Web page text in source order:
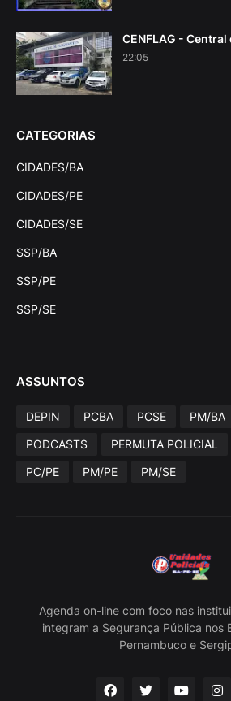
CENFLAG -
22:05
CATEGORIAS
CIDADES/BA
CIDADES/PE
CIDADES/SE
SSP/BA
SSP/PE
SSP/SE
ASSUNTOS
DEPIN PCBA PCSE PM/BA
PODCASTS
PERMUTA POLICIAL
PC/PE
PM/PE PM/SE
Agenda on-line com foco nas
integram a Segurança Pública nos
Pernambuco e